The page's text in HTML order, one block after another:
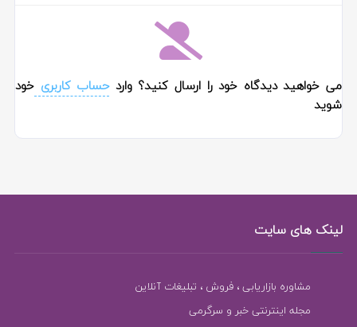
می خواهید دیدگاه خود را ارسال کنید؟ واردحساب کاربریخود
شوید
لینک های سایت
مشاوره بازاریابی ، فروش ، تبلیغات آنلاین
مجله اینترنتی خبر و سرگرمی